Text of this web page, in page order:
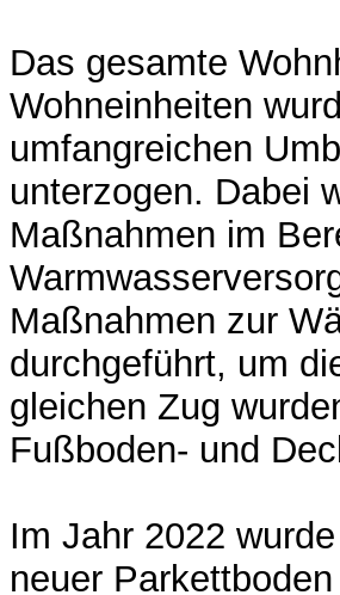
Das gesamte
Wohneinheiten
umfangreichen
unterzogen. Dabei
Maßnahmen im
Maßnahmen zur
durchgeführt, um
gleichen Zug
Fußboden- und
Im Jahr 2022
neuer